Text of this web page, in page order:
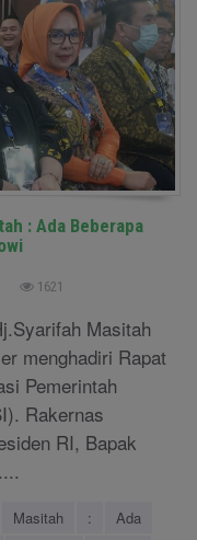
: Ada Beberapa
1621
Masitah
menghadiri Rapat
Pemerintah
Rakernas
RI, Bapak
Masitah :
Ada